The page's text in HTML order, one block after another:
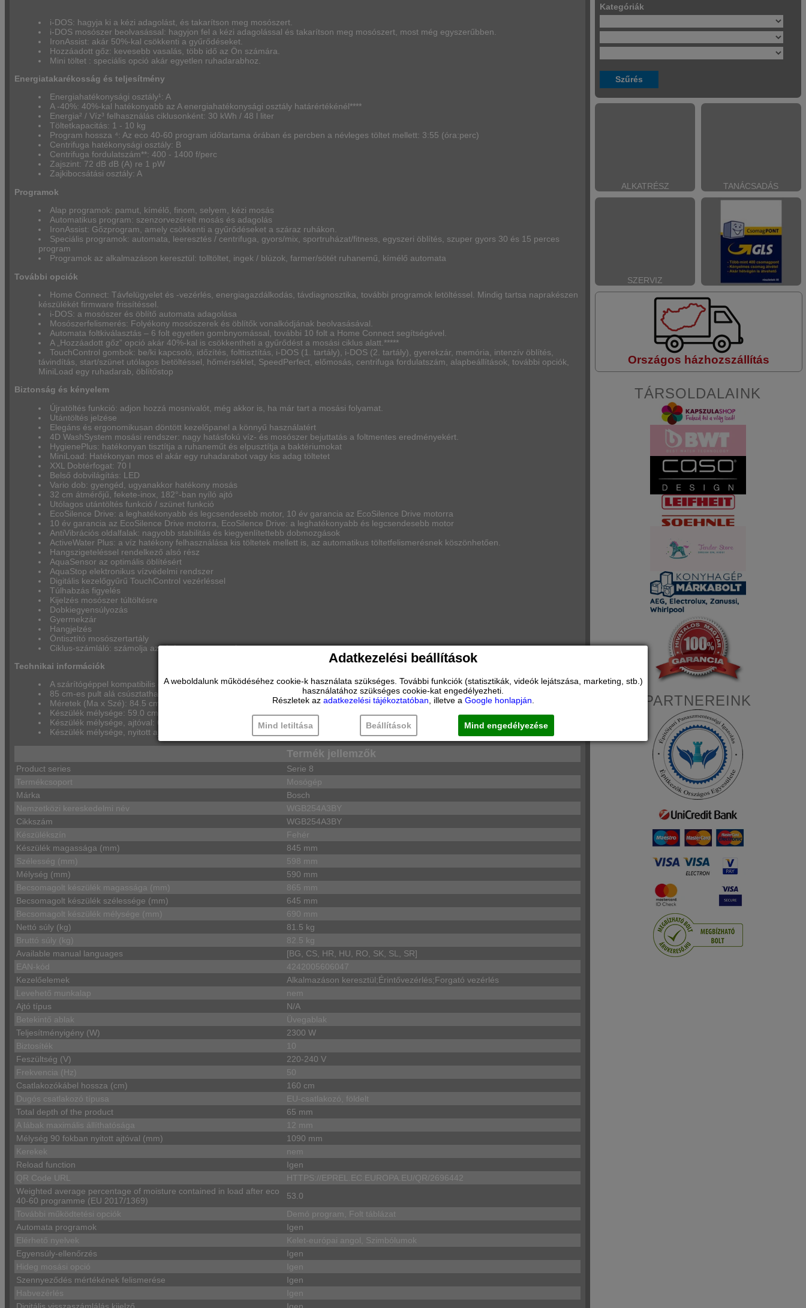
i-DOS: hagyja ki a kézi adagolást, és takarítson meg mosószert.
i-DOS mosószer beolvasással: hagyjon fel a kézi adagolással és takarítson meg mosószert, most még egyszerűbben.
IronAssist: akár 50%-kal csökkenti a gyűrődéseket.
Hozzáadott gőz: kevesebb vasalás, több idő az Ön számára.
Mini töltet : speciális opció akár egyetlen ruhadarabhoz.
Energiatakarékosság és teljesítmény
Energiahatékonysági osztály¹: A
A -40%: 40%-kal hatékonyabb az A energiahatékonysági osztály határértékénél****
Energia² / Víz³ felhasználás ciklusonként: 30 kWh / 48 l liter
Töltetkapacitás: 1 - 10 kg
Program hossza ⁴: Az eco 40-60 program időtartama órában és percben a névleges töltet mellett: 3:55 (óra:perc)
Centrifuga hatékonysági osztály: B
Centrifuga fordulatszám**: 400 - 1400 f/perc
Zajszint: 72 dB dB (A) re 1 pW
Zajkibocsátási osztály: A
Programok
Alap programok: pamut, kímélő, finom, selyem, kézi mosás
Automatikus program: szenzorvezérelt mosás és adagolás
IronAssist: Gőzprogram, amely csökkenti a gyűrődéseket a száraz ruhákon.
Speciális programok: automata, leeresztés / centrifuga, gyors/mix, sportruházat/fitness, egyszeri öblítés, szuper gyors 30 és 15 perces
program
Programok az alkalmazáson keresztül: tolltöltet, ingek / blúzok, farmer/sötét ruhanemű, kímélő automata
További opciók
Home Connect: Távfelügyelet és -vezérlés, energiagazdálkodás, távdiagnosztika, további programok letöltéssel. Mindig tartsa naprakészen
készülékét firmware frissítéssel.
i-DOS: a mosószer és öblítő automata adagolása
Mosószerfelismerés: Folyékony mosószerek és öblítők vonalkódjának beolvasásával.
Automata foltkiválasztás – 6 folt egyetlen gombnyomással, további 10 folt a Home Connect segítségével.
A „Hozzáadott gőz” opció akár 40%-kal is csökkentheti a gyűrődést a mosási ciklus alatt.*****
TouchControl gombok: be/ki kapcsoló, időzítés, folttisztítás, i-DOS (1. tartály), i-DOS (2. tartály), gyerekzár, memória, intenzív öblítés,
távindítás, start/szünet utólagos betöltéssel, hőmérséklet, SpeedPerfect, előmosás, centrifuga fordulatszám, alapbeállítások, további opciók,
MiniLoad egy ruhadarab, öblítőstop
Biztonság és kényelem
Újratöltés funkció: adjon hozzá mosnivalót, még akkor is, ha már tart a mosási folyamat.
Utántöltés jelzése
Elegáns és ergonomikusan döntött kezelőpanel a könnyű használatért
4D WashSystem mosási rendszer: nagy hatásfokú víz- és mosószer bejuttatás a foltmentes eredményekért.
HygienePlus: hatékonyan tisztítja a ruhaneműt és elpusztítja a baktériumokat
MiniLoad: Hatékonyan mos el akár egy ruhadarabot vagy kis adag töltetet
XXL Dobtérfogat: 70 l
Belső dobvilágítás: LED
Vario dob: gyengéd, ugyanakkor hatékony mosás
32 cm átmérőjű, fekete-inox, 182°-ban nyíló ajtó
Utólagos utántöltés funkció / szünet funkció
EcoSilence Drive: a leghatékonyabb és legcsendesebb motor, 10 év garancia az EcoSilence Drive motorra
10 év garancia az EcoSilence Drive motorra, EcoSilence Drive: a leghatékonyabb és legcsendesebb motor
AntiVibrációs oldalfalak: nagyobb stabilitás és kiegyenlítettebb dobmozgások
ActiveWater Plus: a víz hatékony felhasználása kis töltetek mellett is, az automatikus töltetfelismerésnek köszönhetően.
Hangszigeteléssel rendelkező alsó rész
AquaSensor az optimális öblítésért
AquaStop elektronikus vízvédelmi rendszer
Digitális kezelőgyűrű TouchControl vezérléssel
Túlhabzás figyelés
Kijelzés mosószer túltöltésre
Dobkiegyensúlyozás
Gyermekzár
Hangjelzés
Öntisztító mosószertartály
Ciklus-számláló: számolja az elvégzett programokat
Technikai információk
A szárítógéppel kompatibilis összeépítő kerettel egymásra építhető
85 cm-es pult alá csúsztatható
Méretek (Ma x Szé): 84.5 cm x 59.8 cm
Készülék mélysége: 59.0 cm
Készülék mélysége, ajtóval: 64.8 cm
Készülék mélysége, nyitott ajtóval: 109.0 cm
Termék jellemzők
Product series
Serie 8
Termékcsoport
Mosógép
Márka
Bosch
Nemzetközi kereskedelmi név
WGB254A3BY
Cikkszám
WGB254A3BY
Készülékszín
Fehér
Készülék magassága (mm)
845 mm
Szélesség (mm)
598 mm
Mélység (mm)
590 mm
Becsomagolt készülék magassága (mm)
865 mm
Becsomagolt készülék szélessége (mm)
645 mm
Becsomagolt készülék mélysége (mm)
690 mm
Nettó súly (kg)
81.5 kg
Bruttó súly (kg)
82.5 kg
Available manual languages
[BG, CS, HR, HU, RO, SK, SL, SR]
EAN-kód
4242005606047
Kezelőelemek
Alkalmazáson keresztül;Érintővezérlés;Forgató vezérlés
Levehető munkalap
nem
Ajtó típus
N/A
Betekintő ablak
Üvegablak
Teljesítményigény (W)
2300 W
Biztosíték
10
Feszültség (V)
220-240 V
Frekvencia (Hz)
50
Csatlakozókábel hossza (cm)
160 cm
Dugós csatlakozó típusa
EU-csatlakozó, földelt
Total depth of the product
65 mm
A lábak maximális állíthatósága
12 mm
Mélység 90 fokban nyitott ajtóval (mm)
1090 mm
Kerekek
nem
Reload function
Igen
QR Code URL
HTTPS://EPREL.EC.EUROPA.EU/QR/2696442
Weighted average percentage of moisture contained in load after eco
40-60 programme (EU 2017/1369)
53.0
További működtetési opciók
Demó program, Folt táblázat
Automata programok
Igen
Elérhető nyelvek
Kelet-európai angol, Szimbólumok
Egyensúly-ellenőrzés
Igen
Hideg mosási opció
Igen
Szennyeződés mértékének felismerése
Igen
Habvezérlés
Igen
Kategóriák
ALKATRÉSZ TANÁCSADÁS
SZERVIZ
Országos házhozszállítás
TÁRSOLDALAINK
PARTNEREINK
Adatkezelési beállítások
A weboldalunk működéséhez cookie-k használata szükséges. További funkciók (statisztikák, videók lejátszása, marketing, stb.)
használatához szükséges cookie-kat engedélyezheti.
Részletek az adatkezelési tájékoztatóban, illetve a Google honlapján.
Mind letiltása Beállítások Mind engedélyezése